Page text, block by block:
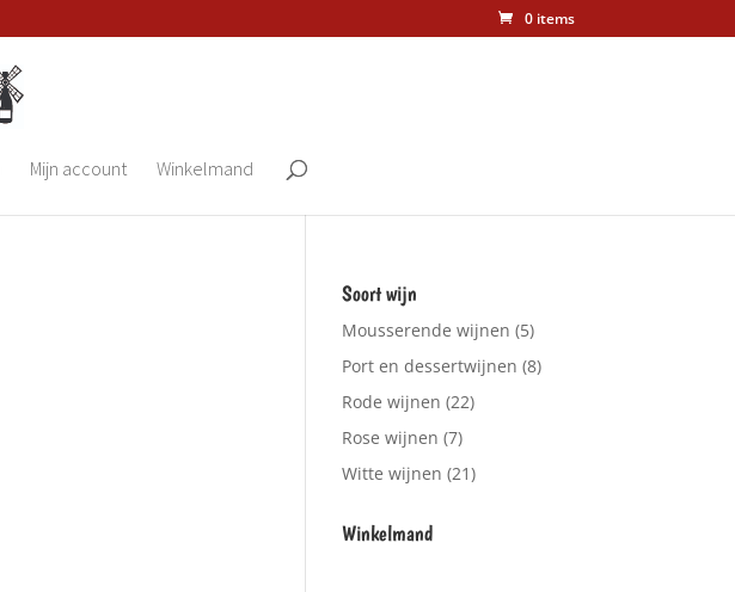
0 items
Mijn account Winkelmand
Soort wijn
Mousserende wijnen (5)
Port en dessertwijnen (8)
Rode wijnen (22)
Rose wijnen (7)
Witte wijnen (21)
Winkelmand